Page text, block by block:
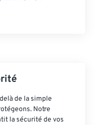
de la simple
Notre
la sécurité de vos